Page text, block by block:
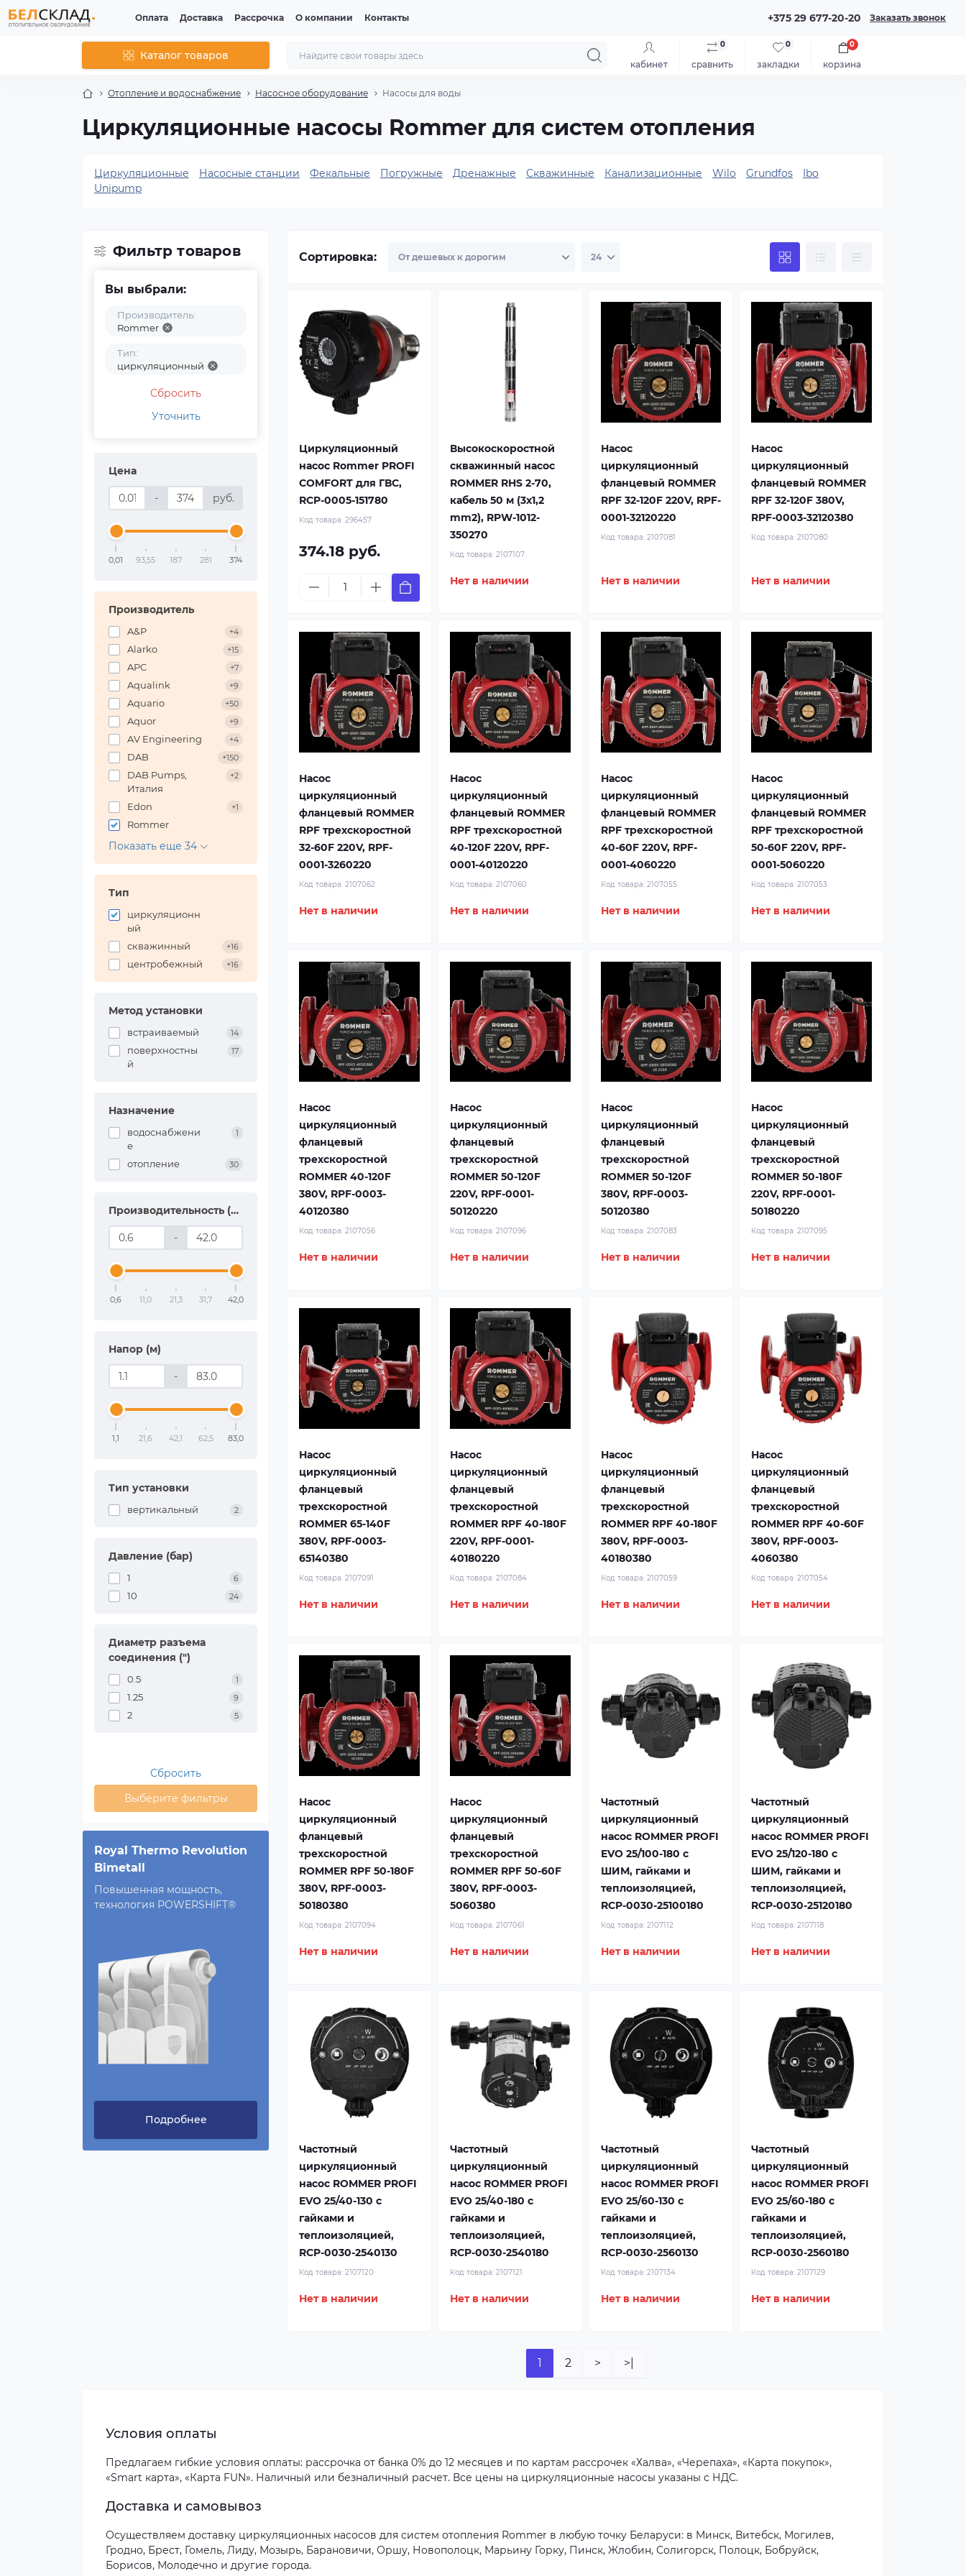
Оплата Доставка Рассрочка О компании Контакты +375 29 677-20-20 Заказать звонок
Каталог товаров
кабинет сравнить
0
закладки
0
корзина
0
Отопление и водоснабжение Насосное оборудование Насосы для воды
Циркуляционные насосы Rommer для систем отопления
Циркуляционные Насосные станции Фекальные Погружные Дренажные Скважинные Канализационные Wilo Grundfos
Ibo
Unipump
Фильтр товаров
Вы выбрали:
Производитель:
Rommer
Тип:
циркуляционный
Сбросить
Уточнить
Цена
- руб.
0,01 93,55 187 281 374
Производитель
A&P +4
Alarko +15
APC +7
Aqualink +9
Aquario +50
Aquor +9
AV Engineering +4
DAB +150
DAB Pumps,
Италия
+2
Edon +1
Rommer
Показать еще 34
Тип
циркуляционн
ый
скважинный
+16
центробежный +16
Метод установки
встраиваемый 14
поверхностны
й
17
Назначение
водоснабжени
е
1
отопление 30
Производительность (м3/час)
-
0,6 11,0 21,3 31,7 42,0
Напор (м)
-
1,1 21,6 42,1 62,5 83,0
Тип установки
вертикальный 2
Давление (бар)
1 6
10 24
Диаметр разъема
соединения (")
0.5 1
1.25 9
2 5
Сбросить
Выберите фильтры
Royal Thermo Revolution
Bimetall
Повышенная мощность,
технология POWERSHIFT®
Подробнее
Сортировка:
Циркуляционный
насос Rommer PROFI
COMFORT для ГВС,
RCP-0005-151780
Код товара: 296457
374.18 руб.
Высокоскоростной
скважинный насос
ROMMER RHS 2-70,
кабель 50 м (3x1,2
mm2), RPW-1012-
350270
Код товара: 2107107
Нет в наличии
Насос
циркуляционный
фланцевый ROMMER
RPF 32-120F 220V, RPF-
0001-32120220
Код товара: 2107081
Нет в наличии
Насос
циркуляционный
фланцевый ROMMER
RPF 32-120F 380V,
RPF-0003-32120380
Код товара:2107080
Нет в наличии
Насос
циркуляционный
фланцевый ROMMER
RPF трехскоростной
32-60F 220V, RPF-
0001-3260220
Код товара: 2107062
Нет в наличии
Насос
циркуляционный
фланцевый ROMMER
RPF трехскоростной
40-120F 220V, RPF-
0001-40120220
Код товара: 2107060
Нет в наличии
Насос
циркуляционный
фланцевый ROMMER
RPF трехскоростной
40-60F 220V, RPF-
0001-4060220
Код товара: 2107055
Нет в наличии
Насос
циркуляционный
фланцевый ROMMER
RPF трехскоростной
50-60F 220V, RPF-
0001-5060220
Код товара:2107053
Нет в наличии
Насос
циркуляционный
фланцевый
трехскоростной
ROMMER 40-120F
380V, RPF-0003-
40120380
Код товара: 2107056
Нет в наличии
Насос
циркуляционный
фланцевый
трехскоростной
ROMMER 50-120F
220V, RPF-0001-
50120220
Код товара: 2107096
Нет в наличии
Насос
циркуляционный
фланцевый
трехскоростной
ROMMER 50-120F
380V, RPF-0003-
50120380
Код товара: 2107083
Нет в наличии
Насос
циркуляционный
фланцевый
трехскоростной
ROMMER 50-180F
220V, RPF-0001-
50180220
Код товара:2107095
Нет в наличии
Насос
циркуляционный
фланцевый
трехскоростной
ROMMER 65-140F
380V, RPF-0003-
65140380
Код товара: 2107091
Нет в наличии
Насос
циркуляционный
фланцевый
трехскоростной
ROMMER RPF 40-180F
220V, RPF-0001-
40180220
Код товара: 2107084
Нет в наличии
Насос
циркуляционный
фланцевый
трехскоростной
ROMMER RPF 40-180F
380V, RPF-0003-
40180380
Код товара: 2107059
Нет в наличии
Насос
циркуляционный
фланцевый
трехскоростной
ROMMER RPF 40-60F
380V, RPF-0003-
4060380
Код товара:2107054
Нет в наличии
Насос
циркуляционный
фланцевый
трехскоростной
ROMMER RPF 50-180F
380V, RPF-0003-
50180380
Код товара: 2107094
Нет в наличии
Насос
циркуляционный
фланцевый
трехскоростной
ROMMER RPF 50-60F
380V, RPF-0003-
5060380
Код товара: 2107061
Нет в наличии
Частотный
циркуляционный
насос ROMMER PROFI
EVO 25/100-180 с
ШИМ, гайками и
теплоизоляцией,
RCP-0030-25100180
Код товара: 2107112
Нет в наличии
Частотный
циркуляционный
насос ROMMER PROFI
EVO 25/120-180 с
ШИМ, гайками и
теплоизоляцией,
RCP-0030-25120180
Код товара:2107118
Нет в наличии
Частотный
циркуляционный
насос ROMMER PROFI
EVO 25/40-130 с
гайками и
теплоизоляцией,
RCP-0030-2540130
Код товара: 2107120
Нет в наличии
Частотный
циркуляционный
насос ROMMER PROFI
EVO 25/40-180 с
гайками и
теплоизоляцией,
RCP-0030-2540180
Код товара: 2107121
Нет в наличии
Частотный
циркуляционный
насос ROMMER PROFI
EVO 25/60-130 с
гайками и
теплоизоляцией,
RCP-0030-2560130
Код товара: 2107134
Нет в наличии
Частотный
циркуляционный
насос ROMMER PROFI
EVO 25/60-180 с
гайками и
теплоизоляцией,
RCP-0030-2560180
Код товара:2107129
Нет в наличии
1 2 > >|
Условия оплаты
Предлагаем гибкие условия оплаты: рассрочка от банка 0% до 12 месяцев и по картам рассрочек «Халва», «Черепаха», «Карта покупок»,
«Smart карта», «Карта FUN». Наличный или безналичный расчет. Все цены на циркуляционные насосы указаны с НДС.
Доставка и самовывоз
Осуществляем доставку циркуляционных насосов для систем отопления Rommer в любую точку Беларуси: в Минск, Витебск, Могилев,
Гродно, Брест, Гомель, Лиду, Мозырь, Барановичи, Оршу, Новополоцк, Марьину Горку, Пинск, Жлобин, Солигорск, Полоцк, Бобруйск,
Борисов, Молодечно и другие города.